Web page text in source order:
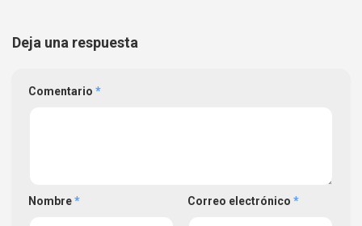
Deja una respuesta
Comentario *
Nombre* Correo electrónico *